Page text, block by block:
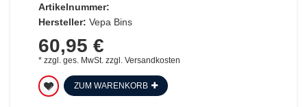
Artikelnummer:
Hersteller: Vepa Bins
60,95 €
* zzgl. ges. MwSt.zzgl. Versandkosten
ZUM WARENKORB